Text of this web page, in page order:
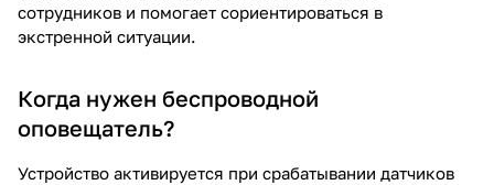
сотрудников и помогает сориентироваться в
экстренной ситуации.
Когда нужен беспроводной
оповещатель?
Устройство активируется при срабатывании датчиков